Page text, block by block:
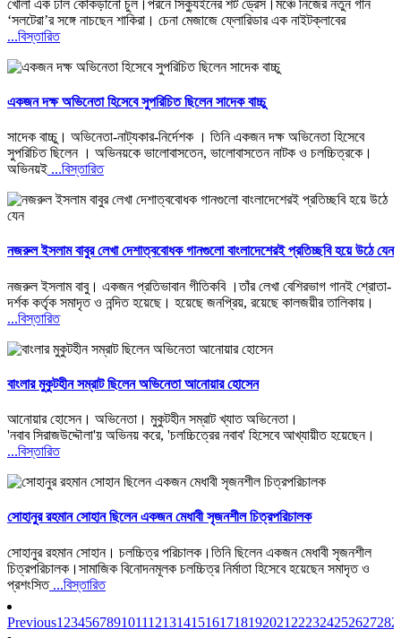
খোলা এক ঢাল কোঁকড়ানো চুল।পরনে সিক্যুইনের শর্ট ড্রেস।মঞ্চে নিজের নতুন গান
‘সলটেরা’র সঙ্গে নাচছেন শাকিরা। চেনা মেজাজে ফ্লোরিডার এক নাইটক্লাবের
...বিস্তারিত
একজন দক্ষ অভিনেতা হিসেবে সুপরিচিত ছিলেন সাদেক বাচ্চু
সাদেক বাচ্চু। অভিনেতা-নাট্যকার-নির্দেশক । তিনি একজন দক্ষ অভিনেতা হিসেবে
সুপরিচিত ছিলেন । অভিনয়কে ভালোবাসতেন, ভালোবাসতেন নাটক ও চলচ্চিত্রকে।
অভিনয়ই ...বিস্তারিত
নজরুল ইসলাম বাবুর লেখা দেশাত্ববোধক গানগুলো বাংলাদেশেরই প্রতিচ্ছবি হয়ে উঠে যেন
নজরুল ইসলাম বাবু। একজন প্রতিভাবান গীতিকবি ।তাঁর লেখা বেশিরভাগ গানই শ্রোতা-
দর্শক কর্তৃক সমাদৃত ও নন্দিত হয়েছে। হয়েছে জনপ্রিয়, রয়েছে কালজয়ীর তালিকায়।
...বিস্তারিত
বাংলার মুকুটহীন সম্রাট ছিলেন অভিনেতা আনোয়ার হোসেন
আনোয়ার হোসেন। অভিনেতা। মুকুটহীন সম্রাট খ্যাত অভিনেতা।
'নবাব সিরাজউদ্দৌলা'য় অভিনয় করে, 'চলচ্চিত্রের নবাব' হিসেবে আখ্যায়ীত হয়েছেন।
...বিস্তারিত
সোহানুর রহমান সোহান ছিলেন একজন মেধাবী সৃজনশীল চিত্রপরিচালক
সোহানুর রহমান সোহান। চলচ্চিত্র পরিচালক।তিনি ছিলেন একজন মেধাবী সৃজনশীল
চিত্রপরিচালক।সামাজিক বিনোদনমূলক চলচ্চিত্র নির্মাতা হিসেবে হয়েছেন সমাদৃত ও
প্রশংসিত...বিস্তারিত
Previous1 23456789101112131415161718192021 22232425262728